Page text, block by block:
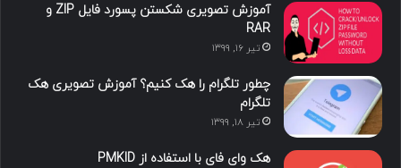
آموزش تصویری شکستن پسورد فایل ZIP و
RAR
تیر ۱۶, ۱۳۹۹
چطور تلگرام را هک کنیم؟ آموزش تصویری هک
تلگرام
تیر ۱۸, ۱۳۹۹
هک وای فای با استفاده از PMKID